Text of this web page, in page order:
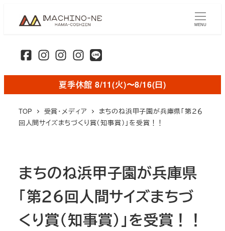
ン
MENU
夏季休館 8/11(火)〜8/16(日)
TOP 受賞・メディア
まちのね浜甲子園が兵庫県「第２６
回人間サイズまちづくり賞（知事賞）」を受賞！！
まちのね浜甲子園が兵庫県
「第２６回人間サイズまちづ
くり賞（知事賞）」を受賞！！